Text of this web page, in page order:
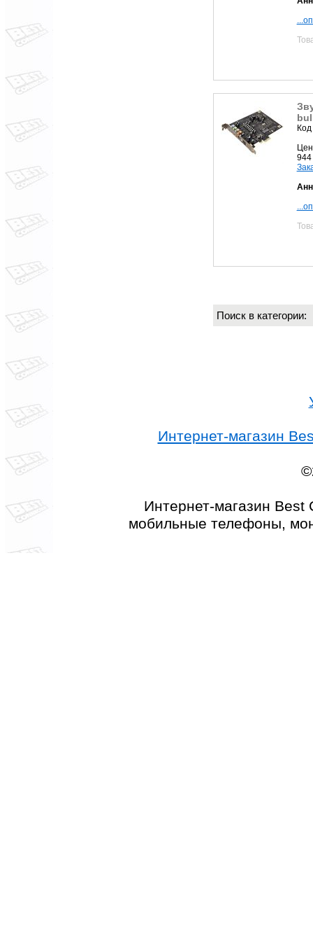
Поиск в
Интернет-магазин
Интернет-магазин Best
мобильные телефоны,